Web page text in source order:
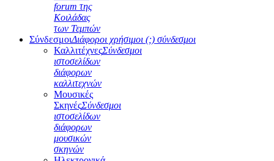
forum της
Κοιλάδας
των Τεμπών
ΣύνδεσμοιΔιάφοροι χρήσιμοι (;) σύνδεσμοι
ΚαλλιτέχνεςΣύνδεσμοι
ιστοσελίδων
διάφορων
καλλιτεχνών
Μουσικές
ΣκηνέςΣύνδεσμοι
ιστοσελίδων
διάφορων
μουσικών
σκηνών